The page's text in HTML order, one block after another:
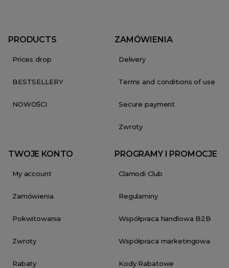
PRODUCTS
Prices drop
BESTSELLERY
NOWOŚCI
ZAMÓWIENIA
Delivery
Terms and conditions of use
Secure payment
Zwroty
TWOJE KONTO
My account
Zamówienia
Pokwitowania
Zwroty
Rabaty
PROGRAMY I PROMOCJE
Clamodi Club
Regulaminy
Współpraca handlowa B2B
Współpraca marketingowa
Kody Rabatowe